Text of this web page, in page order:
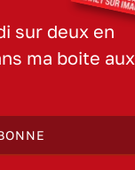
sur deux en
ma boite aux